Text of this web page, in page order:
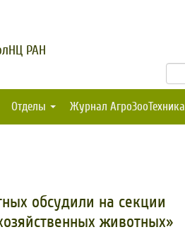
РАН
Отделы Журнал АгроЗооТехника
обсудили на секции
животных»